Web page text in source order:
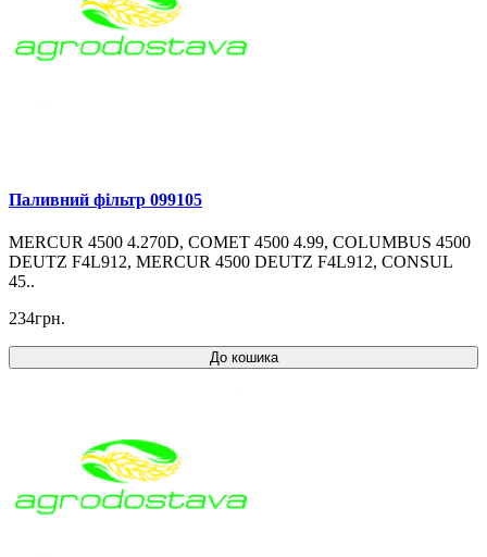
Паливний фільтр 099105
MERCUR 4500 4.270D, COMET 4500 4.99, COLUMBUS 4500
DEUTZ F4L912, MERCUR 4500 DEUTZ F4L912, CONSUL
45..
234грн.
До кошика